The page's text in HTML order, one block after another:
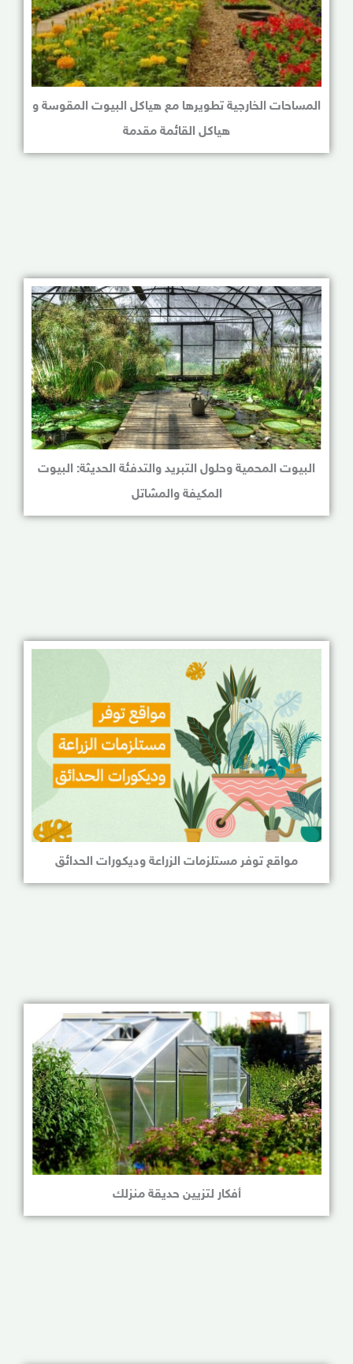
المساحات الخارجية تطويرها مع هياكل البيوت المقوسة و
هياكل القائمة مقدمة
البيوت المحمية وحلول التبريد والتدفئة الحديثة: البيوت
المكيفة والمشاتل
مواقع توفر مستلزمات الزراعة وديكورات الحدائق
أفكار لتزيين حديقة منزلك